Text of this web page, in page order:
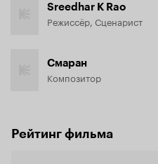
Sreedhar K Rao
Режиссёр, Сценарист
Смаран
Композитор
Рейтинг фильма